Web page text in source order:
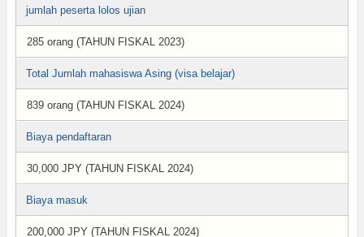
jumlah peserta lolos ujian
285 orang (TAHUN FISKAL 2023)
Total Jumlah mahasiswa Asing (visa belajar)
839 orang (TAHUN FISKAL 2024)
Biaya pendaftaran
30,000 JPY (TAHUN FISKAL 2024)
Biaya masuk
200,000 JPY (TAHUN FISKAL 2024)